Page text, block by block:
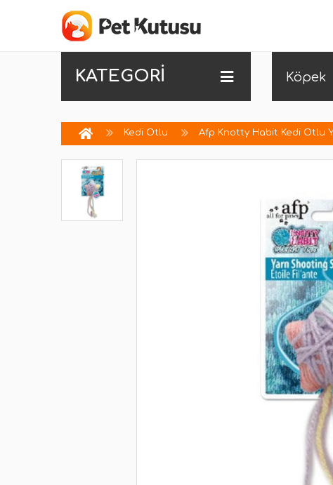
KATEGORİ Köpek
Kedi Otlu Afp Knotty Habit Kedi Otlu